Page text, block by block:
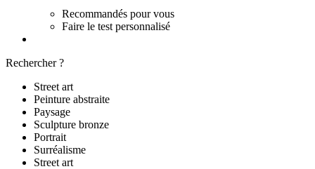
Recommandés pour vous
Faire le test personnalisé
Rechercher ?
Street art
Peinture abstraite
Paysage
Sculpture bronze
Portrait
Surréalisme
Street art